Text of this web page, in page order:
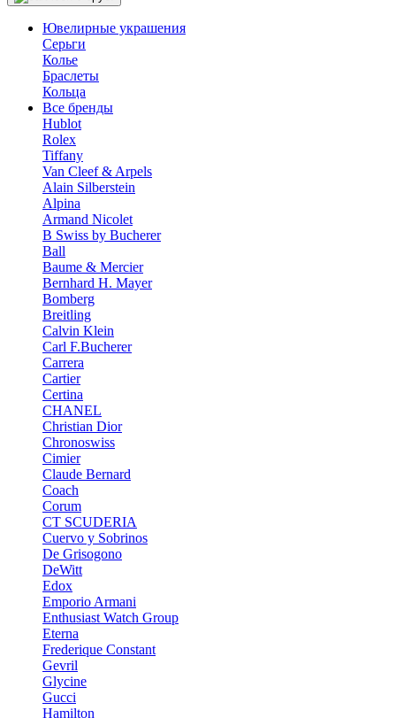
Ювелирные украшения
Серьги
Колье
Браслеты
Кольца
Все бренды
Hublot
Rolex
Tiffany
Van Cleef & Arpels
Alain Silberstein
Alpina
Armand Nicolet
B Swiss by Bucherer
Ball
Baume & Mercier
Bernhard H. Mayer
Bomberg
Breitling
Calvin Klein
Carl F.Bucherer
Carrera
Cartier
Certina
CHANEL
Christian Dior
Chronoswiss
Cimier
Claude Bernard
Coach
Corum
CT SCUDERIA
Cuervo y Sobrinos
De Grisogono
DeWitt
Edox
Emporio Armani
Enthusiast Watch Group
Eterna
Frederique Constant
Gevril
Glycine
Gucci
Hamilton